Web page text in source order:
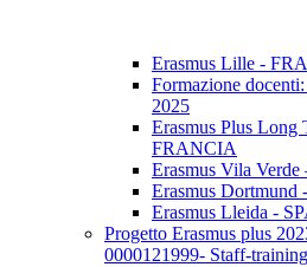
Erasmus Lille -
Formazione
2025
Erasmus Plus
FRANCIA
Erasmus Vila
Erasmus
Erasmus Lleida -
Progetto Erasmus plus
0000121999- Staff-training